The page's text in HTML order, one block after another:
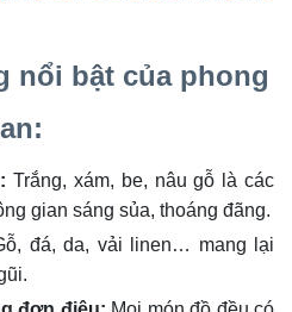
nổi bật của phong
Trắng, xám, be, nâu gỗ là các
gian sáng sủa, thoáng đãng.
đá, da, vải linen… mang lại